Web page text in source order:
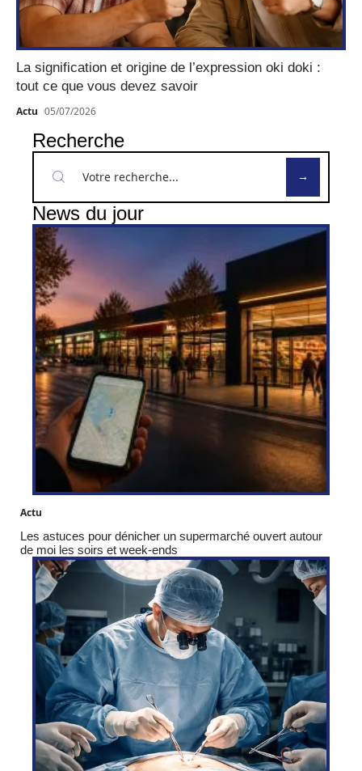
La signification et origine de l’expression oki doki :
tout ce que vous devez savoir
Actu 05/07/2026
Recherche
News du jour
Actu
Les astuces pour dénicher un supermarché ouvert autour
de moi les soirs et week-ends